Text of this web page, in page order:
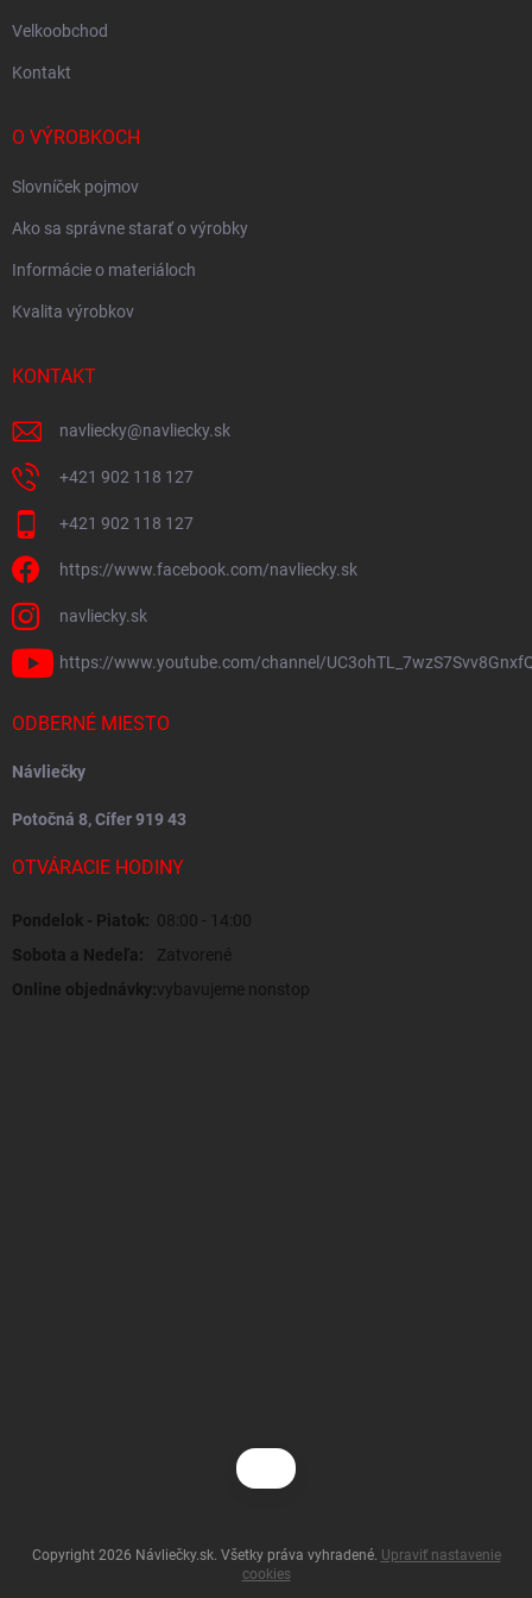
Velkoobchod
Kontakt
O VÝROBKOCH
Slovníček pojmov
Ako sa správne starať o výrobky
Informácie o materiáloch
Kvalita výrobkov
KONTAKT
navliecky@navliecky.sk
+421 902 118 127
+421 902 118 127
https://www.facebook.com/navliecky.sk
navliecky.sk
https://www.youtube.com/channel/
ODBERNÉ MIESTO
Návliečky
Potočná 8, Cífer 919 43
OTVÁRACIE HODINY
Pondelok - Piatok: 08:00 - 14:00
Sobota a Nedeľa:
Zatvorené
Online objednávky:vybavujeme nonstop
Copyright 2026 Návliečky.sk. Všetky práva vyhradené. Upraviť nastavenie
cookies